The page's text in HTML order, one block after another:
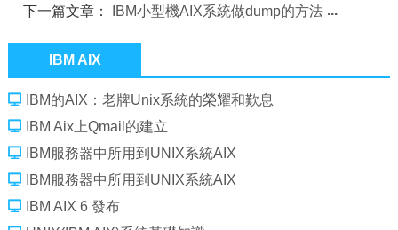
下一篇文章：
IBM小型機AIX系統做dump的方法
IBM AIX
IBM的AIX：老牌Unix系統的榮耀和歎息
IBM Aix上Qmail的建立
IBM服務器中所用到UNIX系統AIX
IBM服務器中所用到UNIX系統AIX
IBM AIX 6 發布